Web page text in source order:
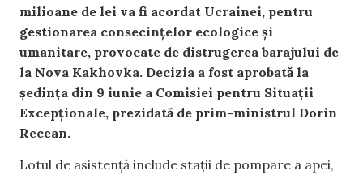
milioane de lei va fi acordat Ucrainei, pentru
gestionarea consecințelor ecologice și
umanitare, provocate de distrugerea barajului de
la Nova Kakhovka. Decizia a fost aprobată la
ședința din 9 iunie a Comisiei pentru Situații
Excepționale, prezidată de prim-ministrul Dorin
Recean.
Lotul de asistență include stații de pompare a apei,